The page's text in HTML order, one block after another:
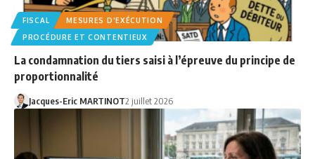
FISCAL
MESURES D'EXÉCUTION
PROCÉDURE ET CONTENTIEUX
La condamnation du tiers saisi à l’épreuve du principe de
proportionnalité
Jacques-Eric MARTINOT2 juillet 2026